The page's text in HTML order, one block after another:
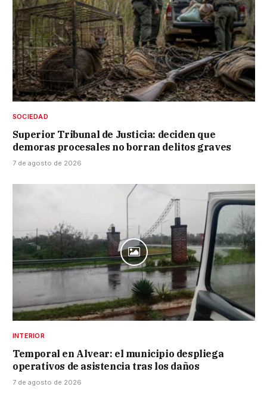
SOCIEDAD
Superior Tribunal de Justicia: deciden que
demoras procesales no borran delitos graves
7 de agosto de 2026
INTERIOR
Temporal en Alvear: el municipio despliega
operativos de asistencia tras los daños
7 de agosto de 2026